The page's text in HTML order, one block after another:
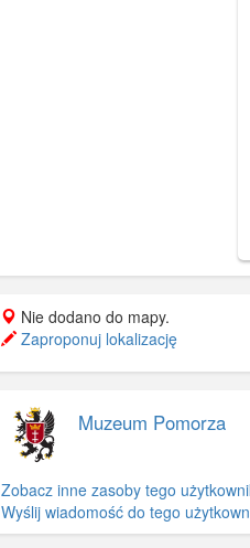
Nie dodano do mapy.
Zaproponuj lokalizację
Muzeum Pomorza
Zobacz inne zasoby tego
Wyślij wiadomość do tego